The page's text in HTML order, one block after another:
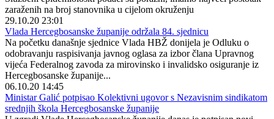
zaraženih na broj stanovnika u cijelom okruženju
29.10.20 23:01
Vlada Hercegbosanske županije održala 84. sjednicu
Na početku današnje sjednice Vlada HBŽ donijela je Odluku o
odobravanju raspisivanja javnog oglasa za izbor člana Upravnog
vijeća Federalnog zavoda za mirovinsko i invalidsko osiguranje iz
Hercegbosanske županije...
06.10.20 14:45
Ministar Galić potpisao Kolektivni ugovor s Nezavisnim sindikatom
srednjih škola Hercegbosanske županije